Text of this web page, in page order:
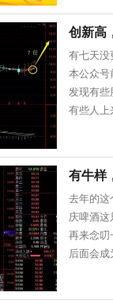
创新高
有七天没
本公众号
发现有些
有些人上
有牛样
去年的这
庆啤酒
再来念
后面会